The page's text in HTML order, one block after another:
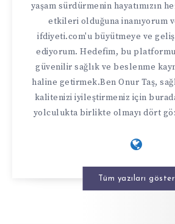
yaşam sürdürmenin hayatımızın
etkileri olduğuna inanıyorum
ifdiyeti.com'u büyütmeye ve
ediyorum. Hedefim, bu
güvenilir sağlık ve beslenme
haline getirmek.Ben Onur Taş,
kalitenizi iyileştirmeniz için
yolculukta birlikte olmayı dört
Tüm yazıları göster